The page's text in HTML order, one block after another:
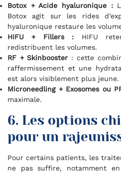
Botox + Acide hyaluronique :
Botox agit sur les rides
hyaluronique restaure les
HIFU + Fillers : HIFU
redistribuent les volumes.
RF + Skinbooster : cette
raffermissement et une
est alors visiblement plus jeune.
Microneedling + Exosomes ou
maximale.
6. Les options
pour un
Pour certains patients, les
ne pas suffire, notamment